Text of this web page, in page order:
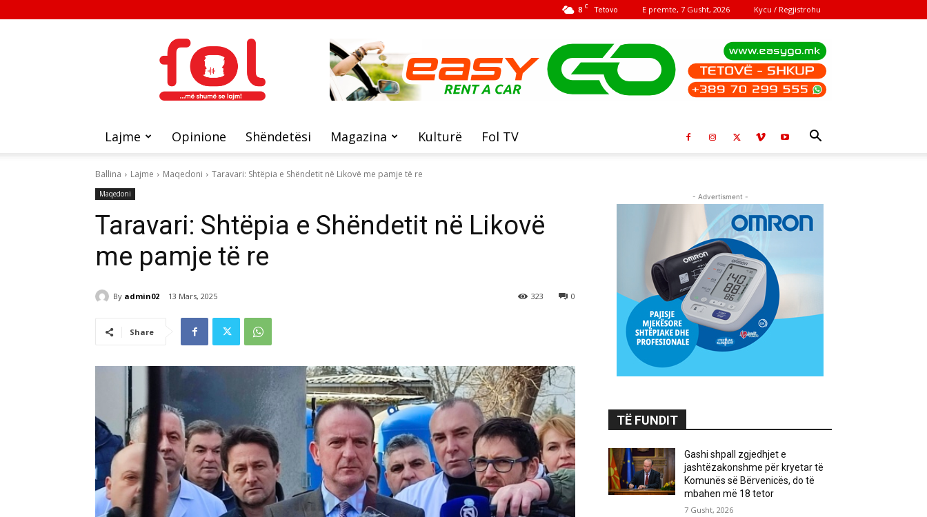
8 C Tetovo E premte, 7 Gusht, 2026 Kycu / Regjistrohu
FOL
Lajme Opinione Shëndetësi Magazina Kulturë Fol TV
Ballina Lajme Maqedoni Taravari: Shtëpia e Shëndetit në Likovë me pamje të re
Maqedoni
Taravari: Shtëpia e Shëndetit në Likovë
me pamje të re
By admin02 13 Mars, 2025 0
323
Share
- Advertisment -
TË FUNDIT
Gashi shpall zgjedhjet e
jashtëzakonshme për kryetar të
Komunës së Bërvenicës, do të
mbahen më 18 tetor
7 Gusht, 2026